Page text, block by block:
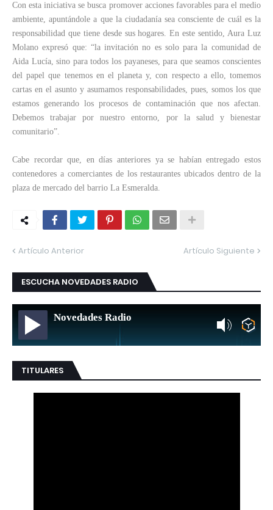
Con esta iniciativa se busca promover acciones favorables para el medio
ambiente, apuntándole a que la ciudadanía sea consciente de cuál es la
responsabilidad que tiene desde sus hogares. En este sentido, Aura Luz
Molano expresó que: “la invitación no es solo para la comunidad de
Aida Lucía, sino para todos los payaneses, para que seamos conscientes
del papel que tenemos en el planeta y, con respecto a ello, tomemos
cartas en el asunto y asumamos responsabilidades, pues, somos los que
estamos generando los procesos de contaminación que nos afectan.
Debemos trabajar por nuestro entorno, por la salud y bienestar
comunitario”.
Cabe recordar que, en días anteriores ya se habían entregado estos
contenedores a comerciantes de los restaurantes ubicados dentro de la
plaza de mercado del barrio La Esmeralda.
Artículo Anterior Artículo Siguiente
ESCUCHA NOVEDADES RADIO
Novedades Radio
TITULARES